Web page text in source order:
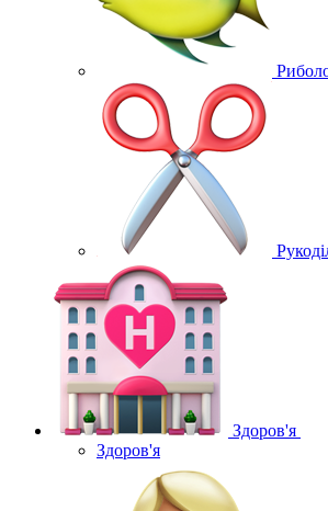
Здоров'я
Здоров'я